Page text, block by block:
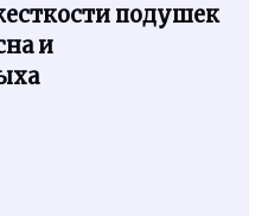
подушек
и